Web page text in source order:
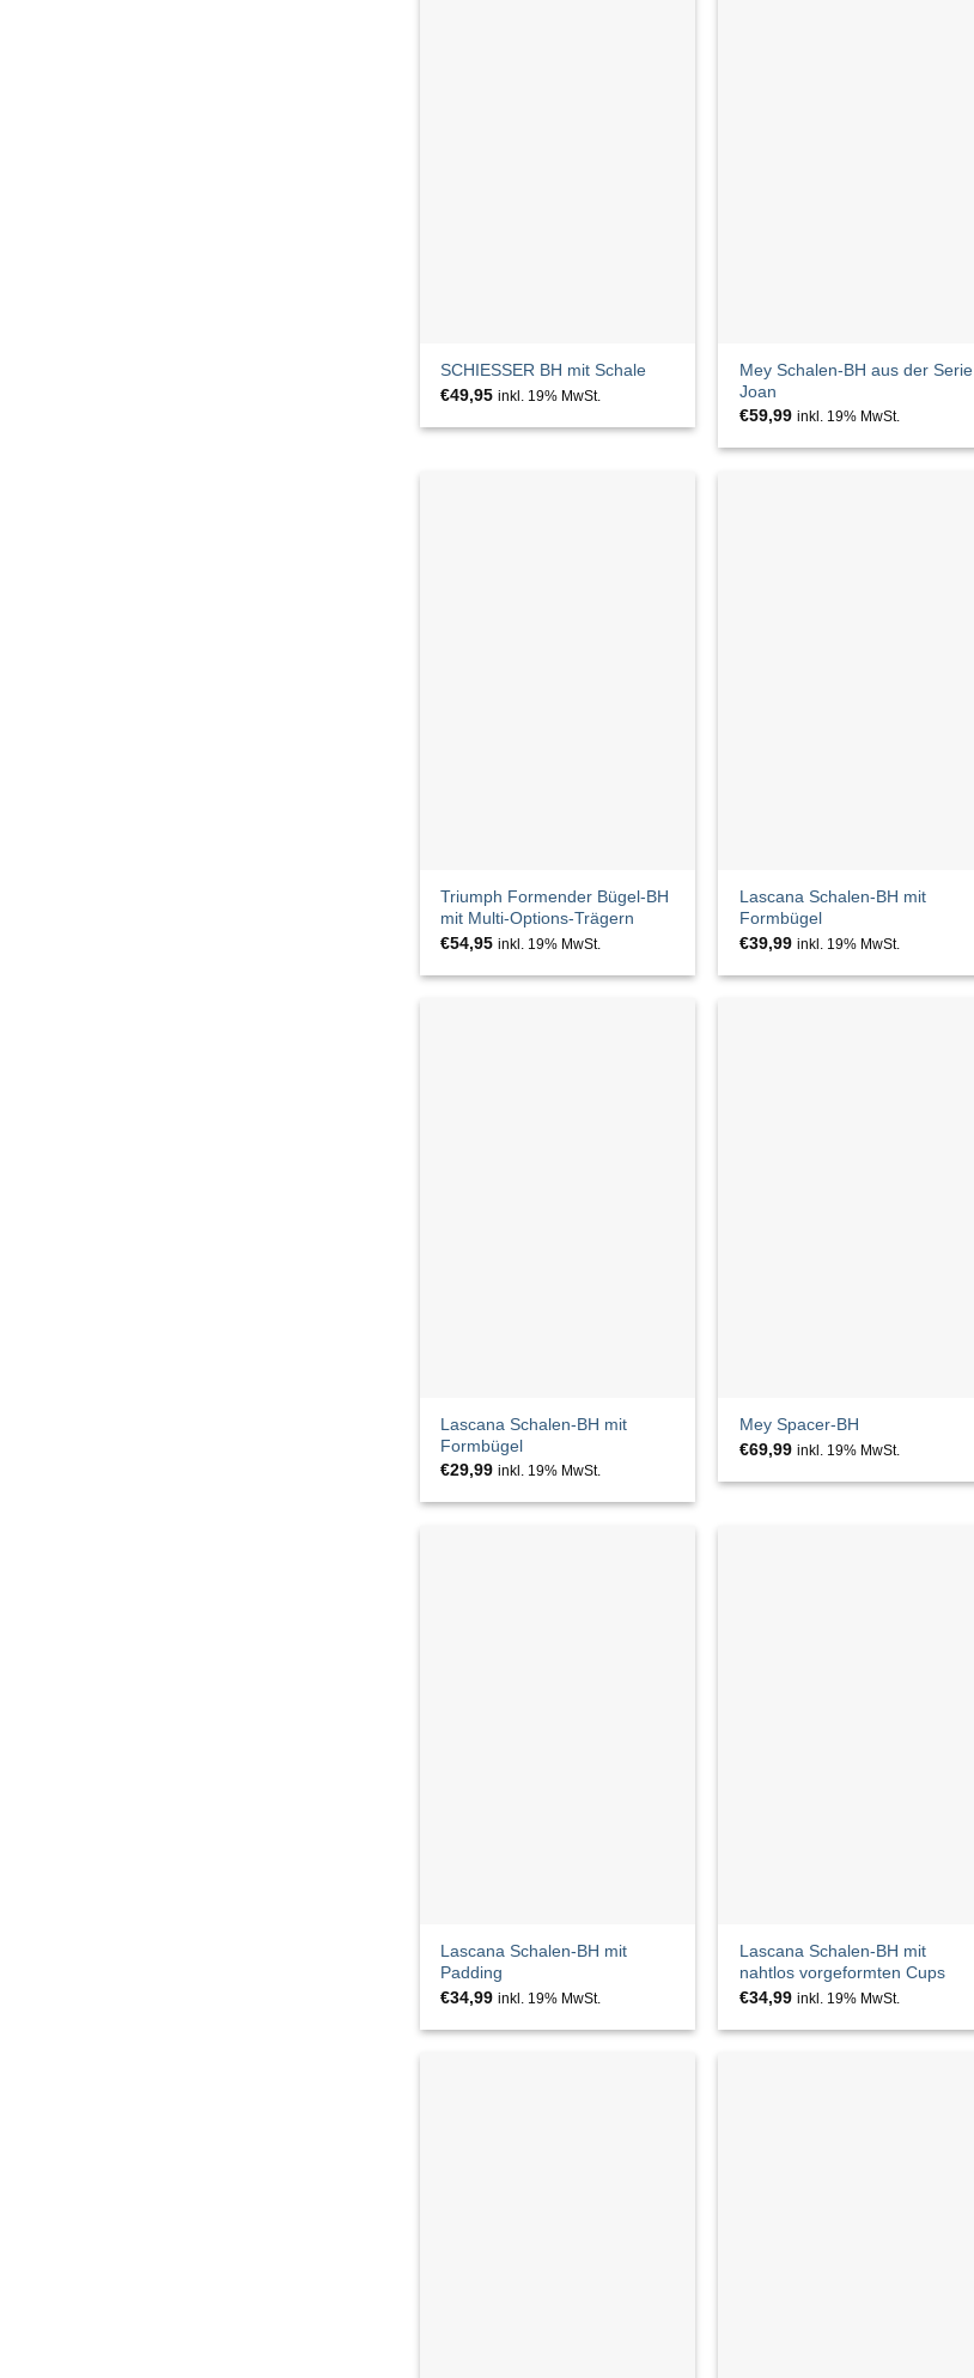
SCHIESSER BH mit Schale
€49,95 inkl. 19% MwSt.
Mey Schalen-BH aus der Serie
Joan
€59,99 inkl. 19% MwSt.
Triumph Formender Bügel-BH
mit Multi-Options-Trägern
€54,95 inkl. 19% MwSt.
Lascana Schalen-BH mit
Formbügel
€39,99 inkl. 19% MwSt.
Lascana Schalen-BH mit
Formbügel
€29,99 inkl. 19% MwSt.
Mey Spacer-BH
€69,99 inkl. 19% MwSt.
Lascana Schalen-BH mit
Padding
€34,99 inkl. 19% MwSt.
Lascana Schalen-BH mit
nahtlos vorgeformten Cups
€34,99 inkl. 19% MwSt.